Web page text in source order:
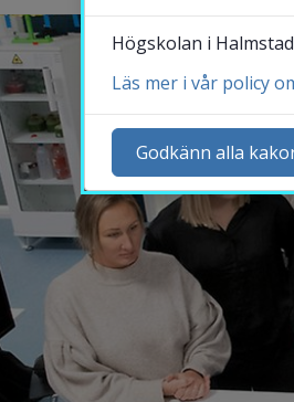
Högskolan i
Läs mer i vår policy
Godkänn alla